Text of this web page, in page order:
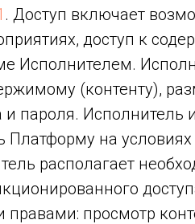
. Доступ включает
доступ к
Исполнителем.
(контенту),
и пароля. Исполнитель
на условиях
располагает
просмотр